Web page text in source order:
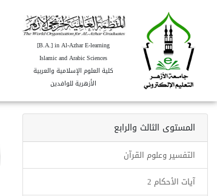
[B.A.] in Al-Azhar E-learning
Islamic and Arabic Sciences
كلية العلوم الإسلامية والعربية
الأزهرية للوافدين
المستوى الثالث والرابع
التفسير وعلوم القرآن
آيات الأحكام 2